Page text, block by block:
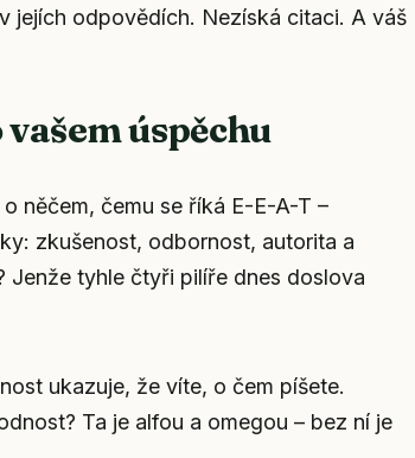
jejích odpovědích. Nezíská citaci. A váš
úspěchu
něčem, čemu se říká E-E-A-T –
zkušenost, odbornost, autorita a
tyhle čtyři pilíře dnes doslova
ukazuje, že víte, o čem píšete.
? Ta je alfou a omegou – bez ní je